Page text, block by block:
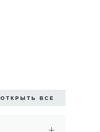
ОТКРЫТЬ ВСЕ